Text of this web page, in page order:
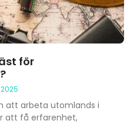
för
att arbeta utomlands i
att få erfarenhet,